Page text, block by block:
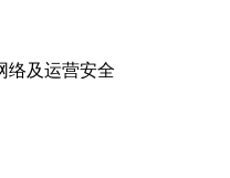
络及运营安全